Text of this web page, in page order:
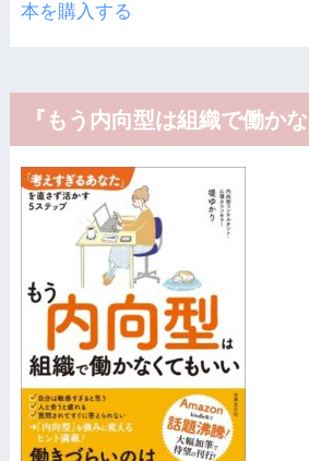
本を購入する
『もう内向型は組織で働か